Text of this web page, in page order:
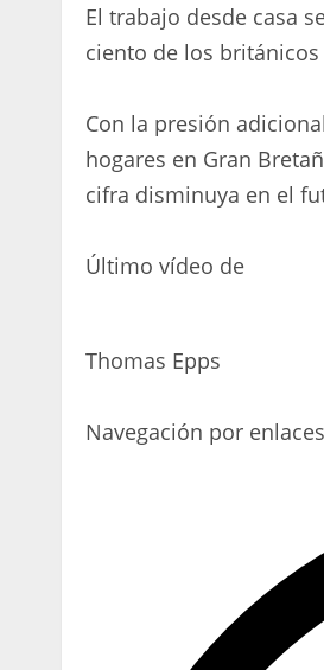
El trabajo desde casa
ciento de los
Con la presión
hogares en Gran
cifra disminuya en el
Último vídeo de
Thomas Epps
Navegación por